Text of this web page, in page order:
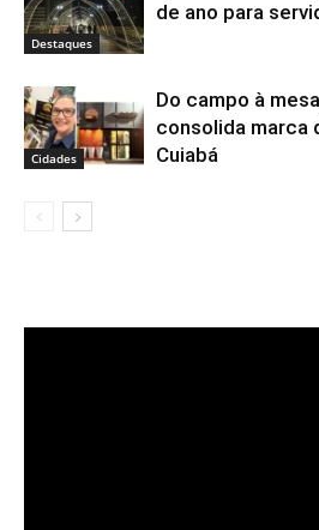
Destaques
de ano para
Cidades
Do campo à
consolida marca
Cuiabá